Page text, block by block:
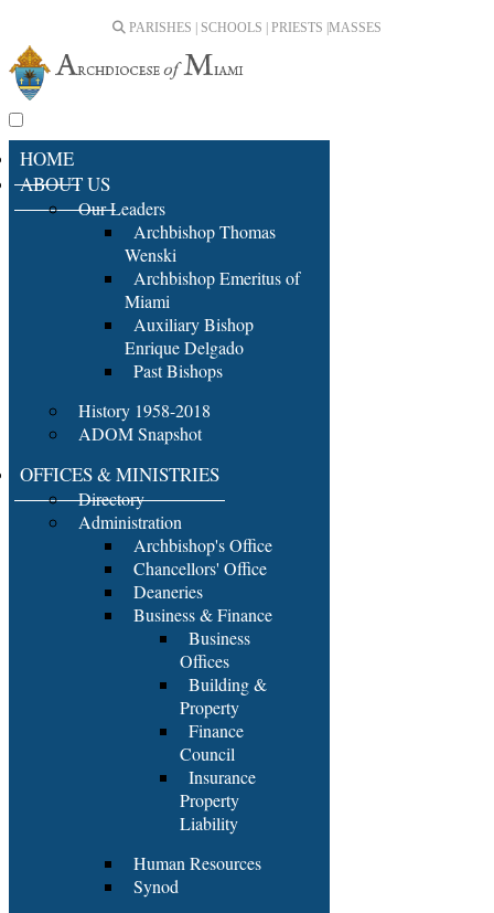
PARISHES | SCHOOLS | PRIESTS | MASSES
HOME
ABOUT US
Our Leaders
Archbishop Thomas
Wenski
Archbishop Emeritus of
Miami
Auxiliary Bishop
Enrique Delgado
Past Bishops
History 1958-2018
ADOM Snapshot
OFFICES & MINISTRIES
Directory
Administration
Archbishop's Office
Chancellors' Office
Deaneries
Business & Finance
Business
Offices
Building &
Property
Finance
Council
Insurance
Property
Liability
Human Resources
Synod